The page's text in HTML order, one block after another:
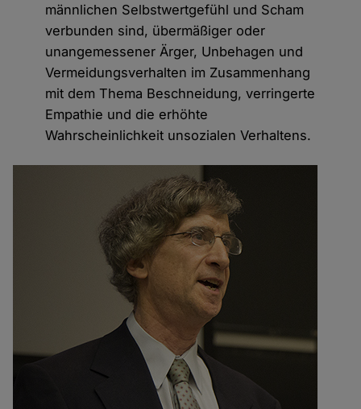
männlichen Selbstwertgefühl und Scham
verbunden sind, übermäßiger oder
unangemessener Ärger, Unbehagen und
Vermeidungsverhalten im Zusammenhang
mit dem Thema Beschneidung, verringerte
Empathie und die erhöhte
Wahrscheinlichkeit unsozialen Verhaltens.